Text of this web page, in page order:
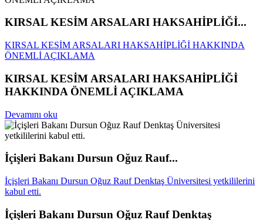
KIRSAL KESİM ARSALARI HAKSAHİPLİĞİ...
KIRSAL KESİM ARSALARI HAKSAHİPLİĞİ HAKKINDA
ÖNEMLİ AÇIKLAMA
KIRSAL KESİM ARSALARI HAKSAHİPLİĞİ
HAKKINDA ÖNEMLİ AÇIKLAMA
Devamını oku
İçişleri Bakanı Dursun Oğuz Rauf...
İçişleri Bakanı Dursun Oğuz Rauf Denktaş Üniversitesi yetkililerini
kabul etti.
İçişleri Bakanı Dursun Oğuz Rauf Denktaş